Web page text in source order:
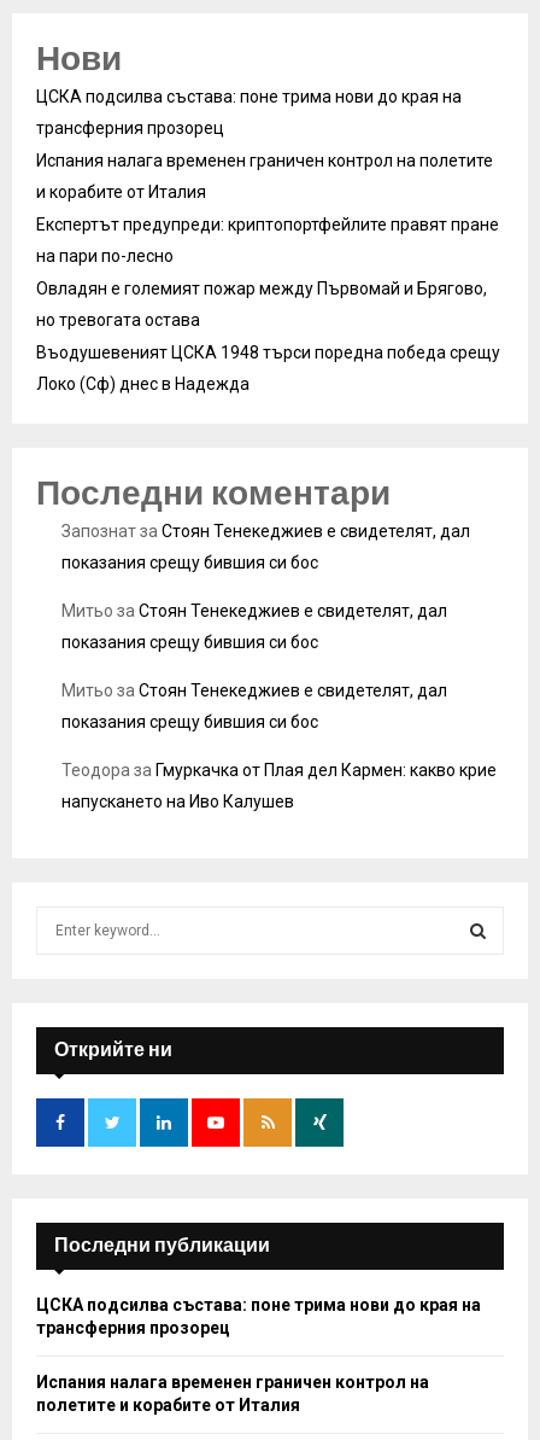
Нови
ЦСКА подсилва състава: поне трима нови до края на
трансферния прозорец
Испания налага временен граничен контрол на полетите
и корабите от Италия
Експертът предупреди: криптопортфейлите правят пране
на пари по-лесно
Овладян е големият пожар между Първомай и Брягово,
но тревогата остава
Въодушевеният ЦСКА 1948 търси поредна победа срещу
Локо (Сф) днес в Надежда
Последни коментари
ЗапознатзаСтоян Тенекеджиев е свидетелят, дал
показания срещу бившия си бос
Митьо заСтоян Тенекеджиев е свидетелят, дал
показания срещу бившия си бос
Митьо заСтоян Тенекеджиев е свидетелят, дал
показания срещу бившия си бос
Теодораза Гмуркачка от Плая дел Кармен: какво крие
напускането на Иво Калушев
f
o
:
E
A
H
Открийте ни
Последни публикации
ЦСКА подсилва състава: поне трима нови до края на
трансферния прозорец
Испания налага временен граничен контрол на
полетите и корабите от Италия